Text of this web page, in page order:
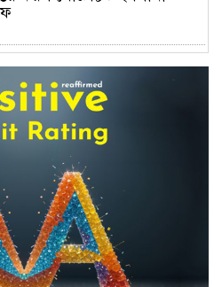
দর, ডিএসইর সতর্কবার্তা